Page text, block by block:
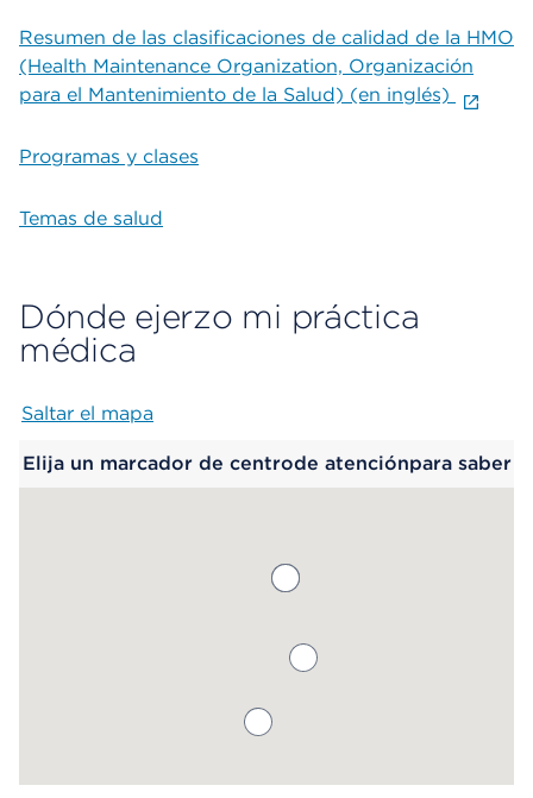
Resumen de las clasificaciones de calidad de la HMO
(Health Maintenance Organization, Organización
para el Mantenimiento de la Salud) (en inglés)
Programas y clases
Temas de salud
Dónde ejerzo mi práctica
médica
Saltar el mapa
Elija un marcador de centrode atenciónpara saber